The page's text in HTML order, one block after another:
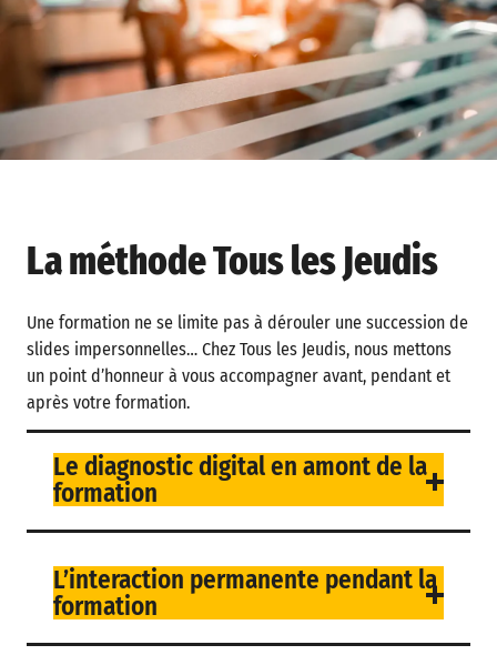
La méthode Tous les Jeudis
Une formation ne se limite pas à dérouler une succession de
slides impersonnelles… Chez Tous les Jeudis, nous mettons
un point d’honneur à vous accompagner avant, pendant et
après votre formation.
Le diagnostic digital en amont de la
formation
L’interaction permanente pendant la
formation